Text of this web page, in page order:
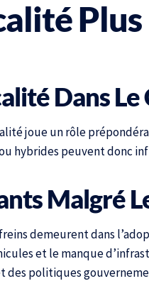
Dans
joue un rôle
hybrides peuvent donc
Malgré
demeurent dans
et le manque
des politiques